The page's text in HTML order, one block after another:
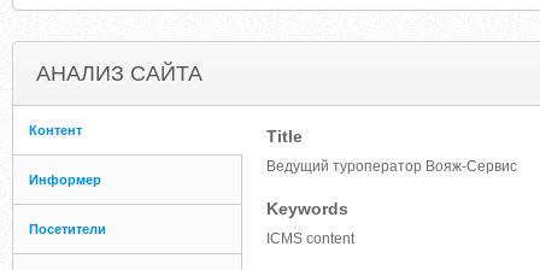
АНАЛИЗ САЙТА
Контент
Информер
Посетители
Title
Ведущий туроператор Вояж-Сервис
Keywords
ICMS content